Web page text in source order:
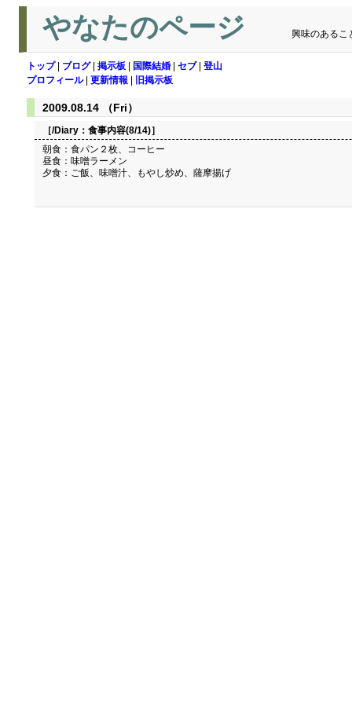
やなたのページ 興味のあるこ
トップ| ブログ| 掲示板 国際結婚 セブ| 登山
プロフィール| 更新情報 旧掲示板
2009.08.14 （Fri）
［/Diary： 食事内容(8/14)］
朝食：食パン２枚、コーヒー
昼食：味噌ラーメン
夕食：ご飯、味噌汁、もやし炒め、薩摩揚げ